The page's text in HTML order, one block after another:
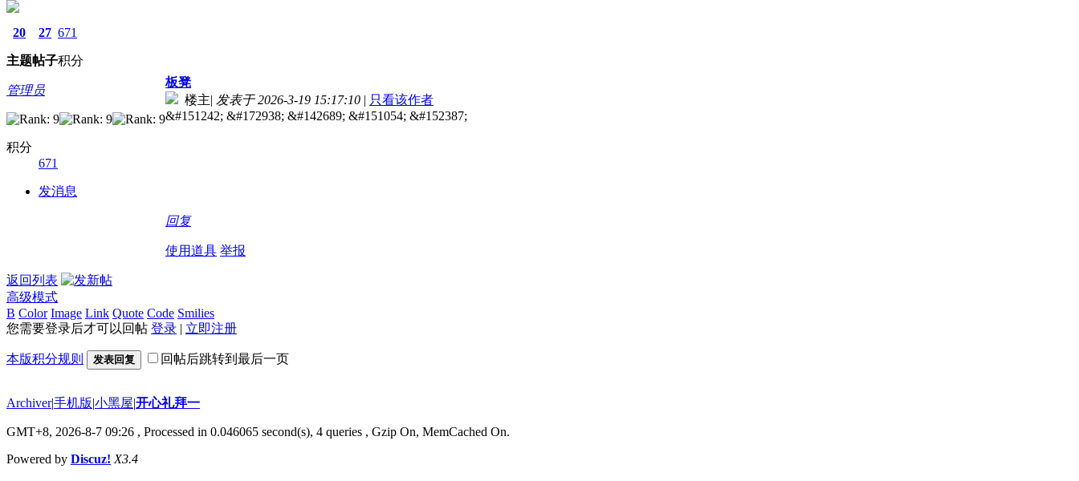
20
主题
27
帖子
671
积分
管理员
积分
671
发消息
板凳
楼主| 发表于 2026-3-19 15:17:10 | 只看该作者
&#151242; &#172938; &#142689; &#151054; &#152387;
回复
使用道具 举报
返回列表
高级模式
B Color Image Link Quote Code Smilies
您需要登录后才可以回帖 登录 | 立即注册
本版积分规则 发表回复 回帖后跳转到最后一页
Archiver|手机版|小黑屋|开心礼拜一
GMT+8, 2026-8-7 09:26 , Processed in 0.046065 second(s), 4 queries , Gzip On, MemCached On.
Powered by Discuz! X3.4